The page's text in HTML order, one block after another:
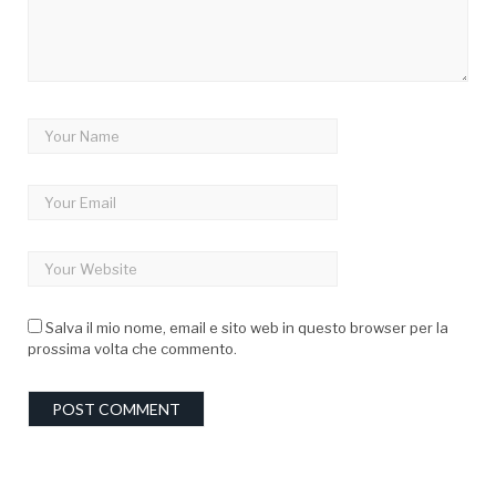
Salva il mio nome, email e sito web in questo browser per la
prossima volta che commento.